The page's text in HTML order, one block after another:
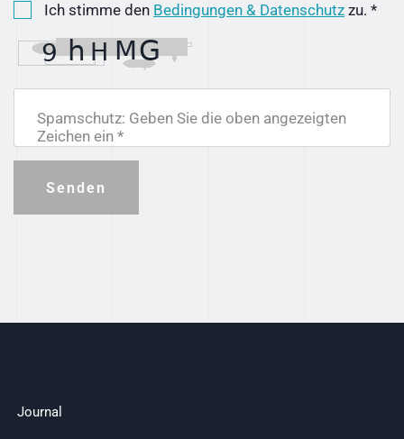
Ich stimme den Bedingungen & Datenschutz zu. *
Spamschutz: Geben Sie die oben angezeigten
Zeichen ein *
Senden
Journal